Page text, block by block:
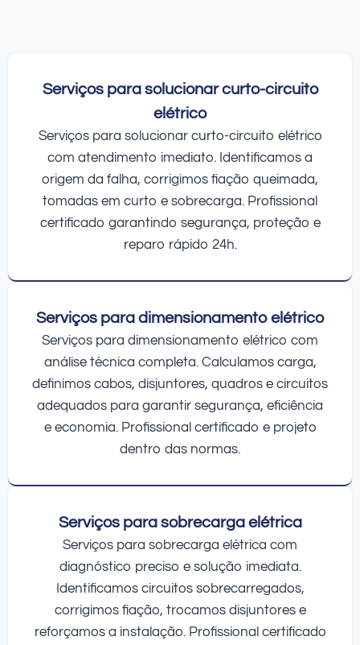
Serviços para solucionar curto-circuito
elétrico
Serviços para solucionar curto-circuito elétrico
com atendimento imediato. Identificamos a
origem da falha, corrigimos fiação queimada,
tomadas em curto e sobrecarga. Profissional
certificado garantindo segurança, proteção e
reparo rápido 24h.
Serviços para dimensionamento elétrico
Serviços para dimensionamento elétrico com
análise técnica completa. Calculamos carga,
definimos cabos, disjuntores, quadros e circuitos
adequados para garantir segurança, eficiência
e economia. Profissional certificado e projeto
dentro das normas.
Serviços para sobrecarga elétrica
Serviços para sobrecarga elétrica com
diagnóstico preciso e solução imediata.
Identificamos circuitos sobrecarregados,
corrigimos fiação, trocamos disjuntores e
reforçamos a instalação. Profissional certificado